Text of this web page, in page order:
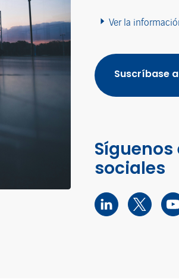
Ver la
Suscríbase
Síguenos
sociales